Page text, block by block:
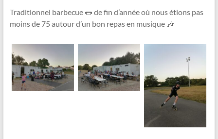
Traditionnel barbecue 🌭 de fin d’année où nous étions pas
moins de 75 autour d’un bon repas en musique 🎶